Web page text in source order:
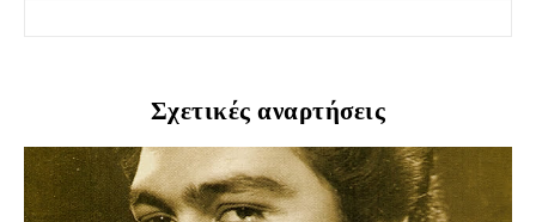
Σχετικές αναρτήσεις